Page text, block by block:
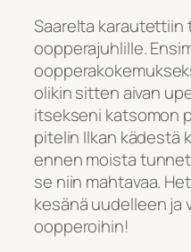
Saarelta karautettiin
oopperajuhlille.
olikin sitten aivan
itsekseni katsomon
pitelin Ilkan kädestä
ennen moista
se niin mahtavaa.
kesänä uudelleen ja
oopperoihin!